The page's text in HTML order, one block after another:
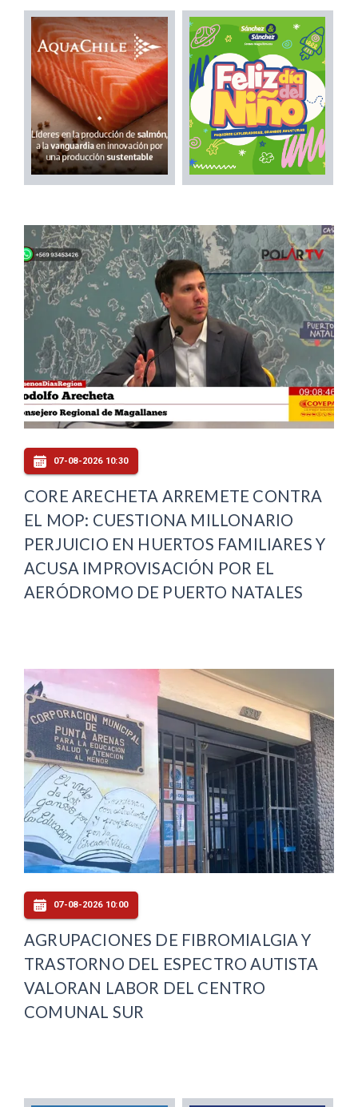
07-08-2026 10:30
CORE ARECHETA ARREMETE CONTRA
EL MOP: CUESTIONA MILLONARIO
PERJUICIO EN HUERTOS FAMILIARES Y
ACUSA IMPROVISACIÓN POR EL
AERÓDROMO DE PUERTO NATALES
07-08-2026 10:00
AGRUPACIONES DE FIBROMIALGIA Y
TRASTORNO DEL ESPECTRO AUTISTA
VALORAN LABOR DEL CENTRO
COMUNAL SUR